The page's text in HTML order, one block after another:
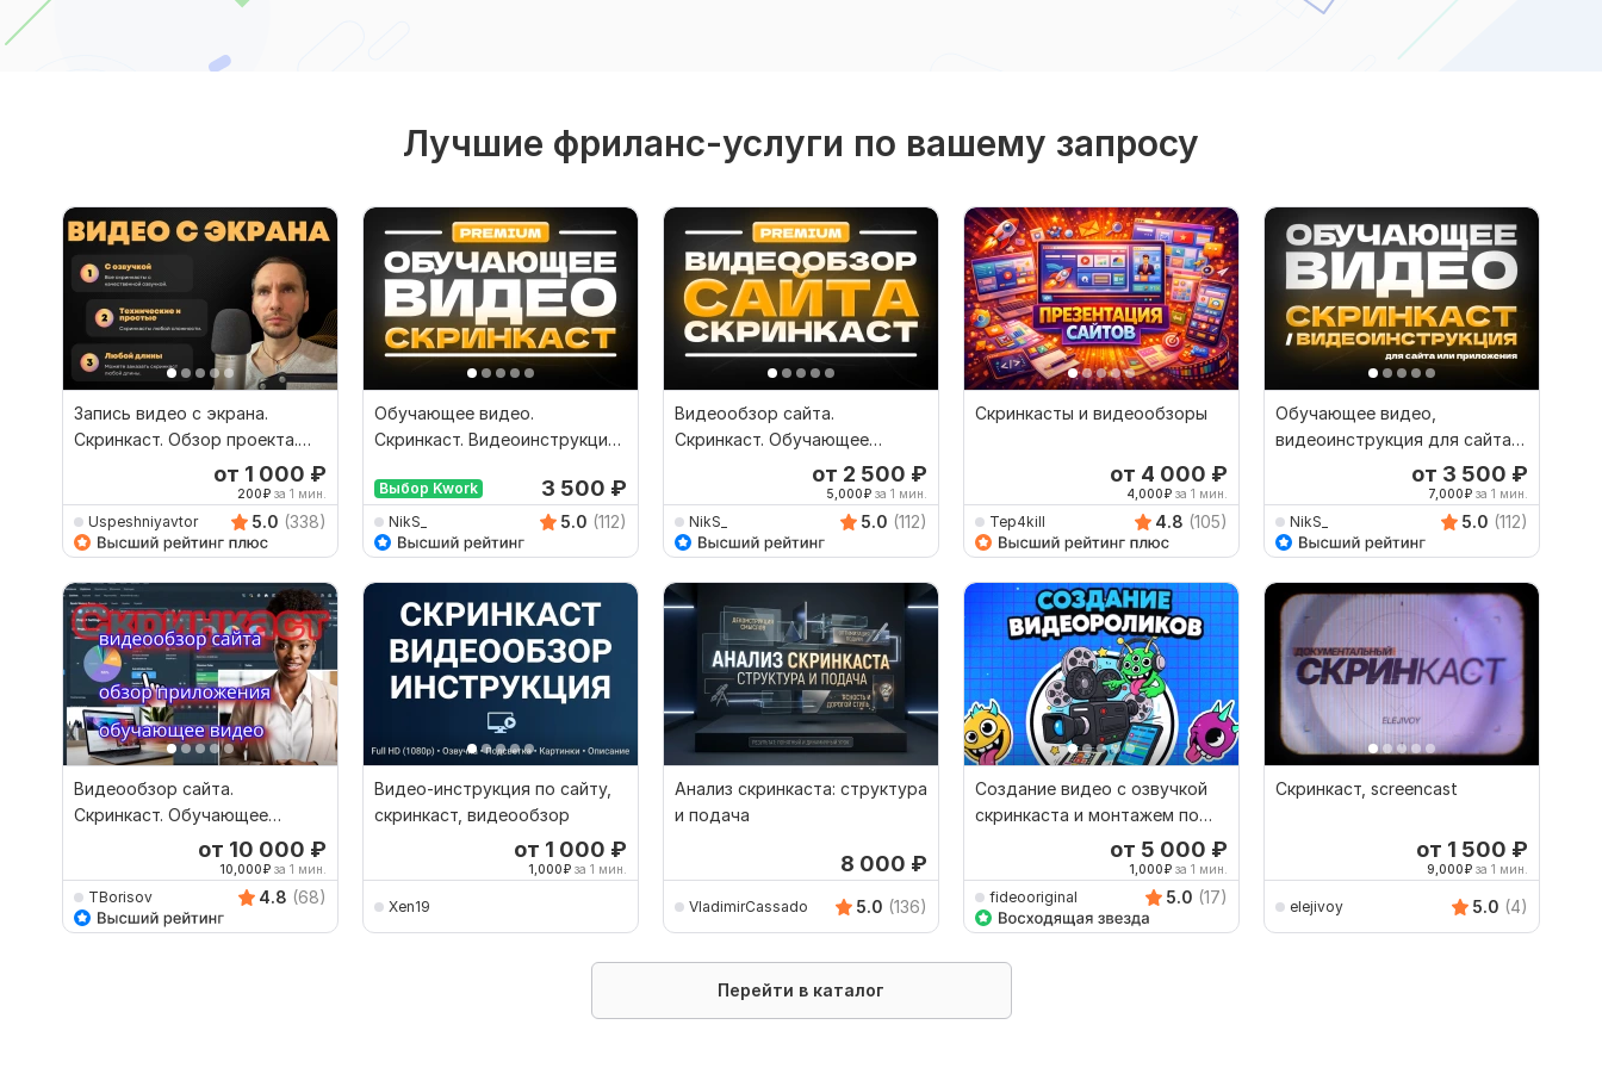
Лучшие фриланс-услуги по вашему запросу
Запись видео с экрана.
Скринкаст. Обзор проекта.
Видео для каналаот 1 000 ₽
200₽ за 1 мин.
Uspeshniyavtor 5.0 (338)
Обучающее видео.
Скринкаст. Видеоинструкция.
Выбор Kwork 3 500 ₽
NikS_ 5.0 (112)
Видеообзор сайта.
Скринкаст. Обучающее
видео. Обзор сайтаот 2 500 ₽
5,000₽ за 1 мин.
NikS_ 5.0 (112)
Скринкасты и видеообзоры
от 4 000 ₽
4,000₽ за 1 мин.
Tep4kill 4.8 (105)
Обучающее видео,
видеоинструкция для сайта
или приложения. Скринкаст
от 3 500 ₽
7,000₽ за 1 мин.
NikS_ 5.0 (112)
Видеообзор сайта.
Скринкаст. Обучающее
видео. Обзор приложения
от 10 000 ₽
10,000₽ за 1 мин.
TBorisov 4.8 (68)
Видео-инструкция по сайту,
скринкаст, видеообзор
от 1 000 ₽
1,000₽ за 1 мин.
Xen19
Анализ скринкаста: структура
и подача
8 000 ₽
VladimirCassado 5.0 (136)
Создание видео с озвучкой
скринкаста и монтажем по
вашему сценариюот 5 000 ₽
1,000₽ за 1 мин.
fideooriginal 5.0 (17)
Скринкаст, screencast
от 1 500 ₽
9,000₽ за 1 мин.
elejivoy 5.0 (4)
Перейти в каталог